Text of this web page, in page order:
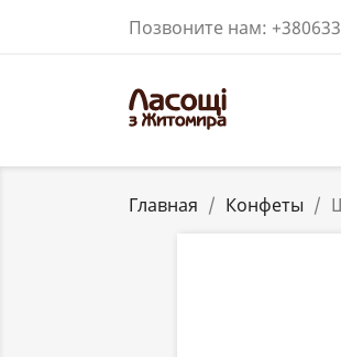
Позвоните нам:
Главная Конфеты